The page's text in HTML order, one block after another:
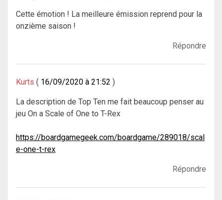
Cette émotion ! La meilleure émission reprend pour la
onzième saison !
Répondre
Kurts 16/09/2020 à 21:52
La description de Top Ten me fait beaucoup penser au
jeu On a Scale of One to T-Rex
https://boardgamegeek.com/boardgame/289018/scal
e-one-t-rex
Répondre